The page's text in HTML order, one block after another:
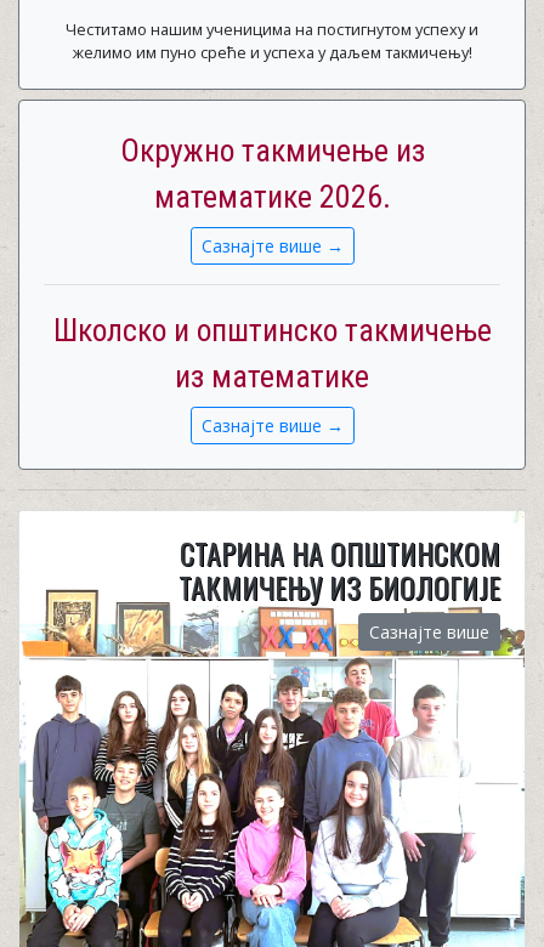
Честитамо нашим ученицима на постигнутом успеху и
желимо им пуно среће и успеха у даљем такмичењу!
Окружно такмичење из
математике 2026.
Сазнајте више →
Школско и општинско такмичење
из математике
Сазнајте више →
СТАРИНА НА ОПШТИНСКОМ
ТАКМИЧЕЊУ ИЗ БИОЛОГИЈЕ
Сазнајте више